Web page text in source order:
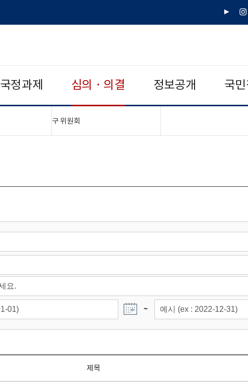
유
인
국정과제 심의 · 의결 정보공개 국
구 위원회
~
제목